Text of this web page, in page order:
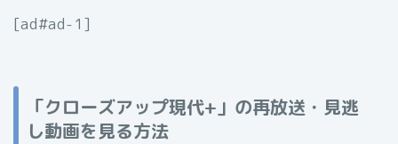
[ad#ad-1]
「クローズアップ現代+」の再放送・見逃
し動画を見る方法